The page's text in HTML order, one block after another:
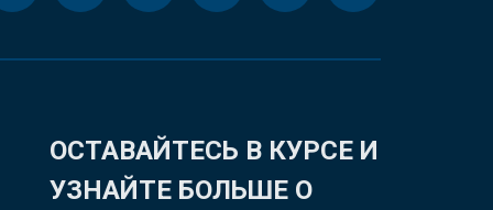
ОСТАВАЙТЕСЬ В КУРСЕ И
УЗНАЙТЕ БОЛЬШЕ О